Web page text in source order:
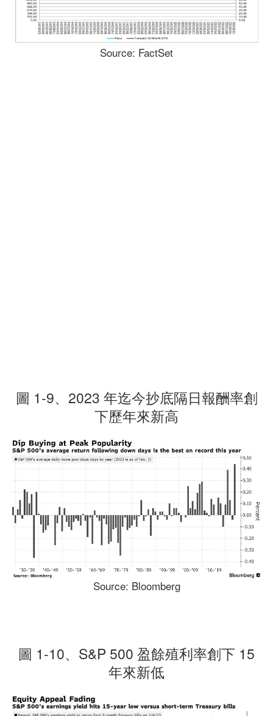
Source: FactSet
圖 1-9、2023 年迄今抄底隔日報酬率創
下歷年來新高
Source: Bloomberg
圖 1-10、S&P 500 盈餘殖利率創下 15
年來新低